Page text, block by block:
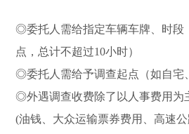
◎委托人需给指定车辆车牌、时段
点，总计不超过10小时）
◎委托人需给予调查起点（如自宅
◎外遇调查收费除了以人事费用为
(油钱、大众运输票券费用、高速